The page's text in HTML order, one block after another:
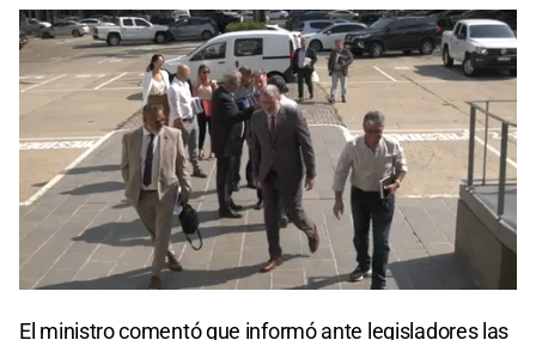
El ministro comentó que informó ante legisladores las